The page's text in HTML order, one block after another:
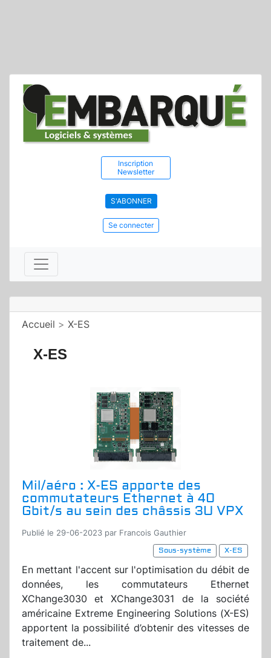
Inscription
Newsletter
S'ABONNER
Se connecter
Accueil > X-ES
X-ES
Mil/aéro : X-ES apporte des
commutateurs Ethernet à 40
Gbit/s au sein des châssis 3U VPX
Publié le 29-06-2023 par Francois Gauthier
Sous-système
X-ES
En mettant l'accent sur l'optimisation du débit de
données, les commutateurs Ethernet
XChange3030 et XChange3031 de la société
américaine Extreme Engineering Solutions (X-ES)
apportent la possibilité d’obtenir des vitesses de
traitement de...